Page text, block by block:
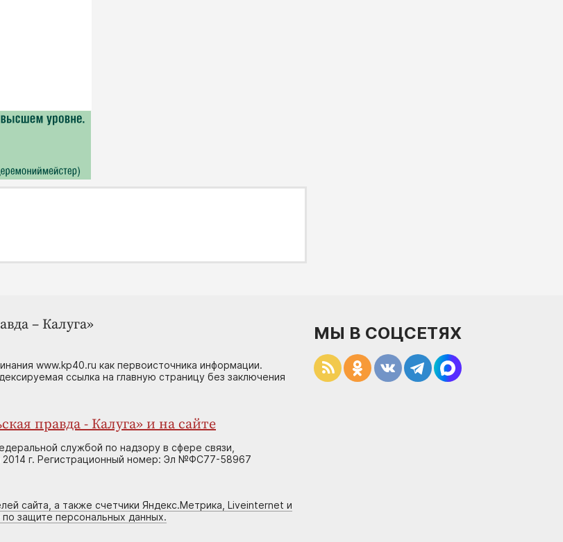
– Калуга»
www.kp40.ru как первоисточника информации.
ссылка на главную страницу без заключения
правда - Калуга» и на сайте
службой по надзору в сфере связи,
2014 г. Регистрационный номер: Эл №ФС77-58967
сайта, а также счетчики Яндекс.Метрика, Liveinternet и
защите персональных данных.
МЫ В СОЦСЕТЯХ